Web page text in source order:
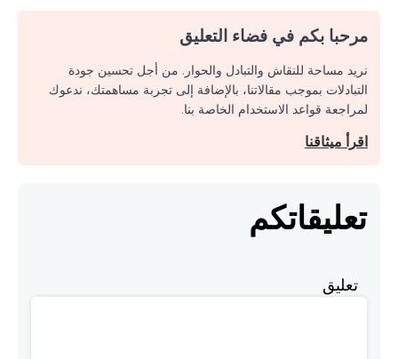
مرحبا بكم في فضاء التعليق
نريد مساحة للنقاش والتبادل والحوار. من أجل تحسين جودة
التبادلات بموجب مقالاتنا، بالإضافة إلى تجربة مساهمتك، ندعوك
لمراجعة قواعد الاستخدام الخاصة بنا.
اقرأ ميثاقنا
تعليقاتكم
تعليق